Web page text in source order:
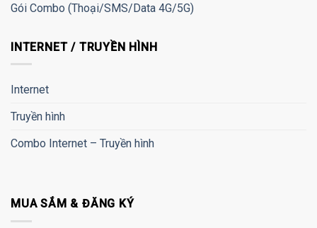
Gói Combo (Thoại/SMS/Data 4G/5G)
INTERNET / TRUYỀN HÌNH
Internet
Truyền hình
Combo Internet – Truyền hình
MUA SẮM & ĐĂNG KÝ